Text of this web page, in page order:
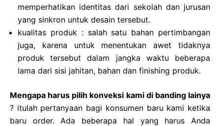
memperhatikan identitas dari sekolah dan jurusan
yang sinkron untuk desain tersebut.
kualitas produk : salah satu bahan pertimbangan
juga, karena untuk menentukan awet tidaknya
produk tersebut dalam jangka waktu beberapa
lama dari sisi jahitan, bahan dan finishing produk.
Mengapa harus pilih konveksi kami di banding lainya
? itulah pertanyaan bagi konsumen baru kami ketika
baru order. Ada beberapa hal yang harus Anda